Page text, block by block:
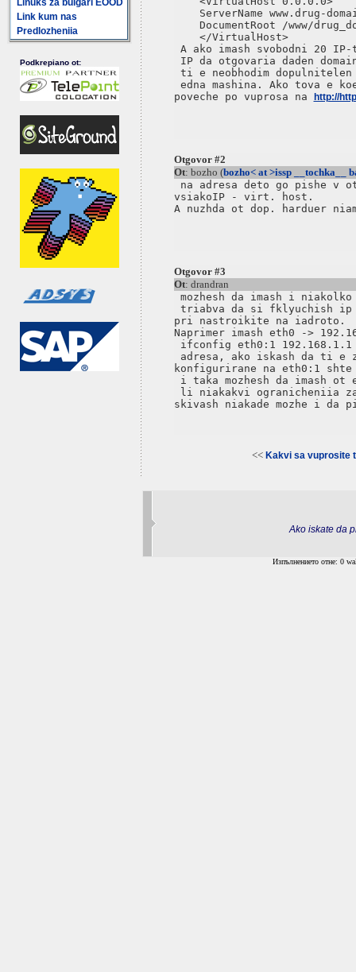
Linuks za bulgari EOOD
Link kum nas
Predlozheniia
Podkrepiano ot:
ServerName www.drug-
DocumentRoot /www/
</VirtualHost>
A ako imash svobodni 20
IP da otgovaria daden
ti e neobhodim
edna mashina. Ako tova e
poveche po vuprosa na
http://
Otgovor #2
Ot: bozho (bozho< at >issp __tochka__
na adresa deto go pishe
vsiakoIP - virt. host.
A nuzhda ot dop. harduer
Otgovor #3
Ot: drandran
mozhesh da imash i
triabva da si fklyuchish ip
pri nastroikite na iadroto.
Naprimer imash eth0 ->
ifconfig eth0:1
adresa, ako iskash da ti e
konfigurirane na eth0:1
i taka mozhesh da imash ot
li niakakvi ogranicheniia za
<< Kakvi sa vuprosite
Ako iskate da
Изпълнението отне: 0